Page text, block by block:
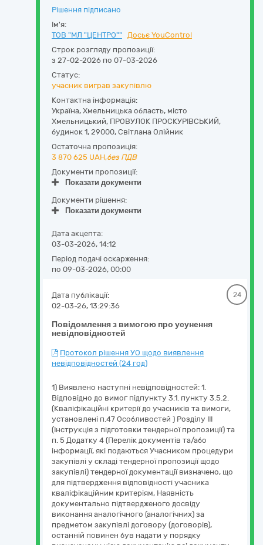
Рішення підписано
Ім'я:
ТОВ "МЛ "ЦЕНТРО""
Досьє YouControl
Строк розгляду пропозиції:
з 27-02-2026 по 07-03-2026
Статус:
учасник виграв закупівлю
Контактна інформація:
Україна, Хмельницька область, місто
Хмельницький, ПРОВУЛОК ПРОСКУРІВСЬКИЙ,
будинок 1, 29000, Світлана Олійник
Остаточна пропозиція:
3 870 625 UAH,без ПДВ
Документи пропозиції:
Показати документи
Документи рішення:
Показати документи
Дата акцепта:
03-03-2026, 14:12
Період подачі оскарження:
по 09-03-2026, 00:00
Повідомлення з вимогою про усунення
невідповідностей
Дата публікації:
02-03-26, 13:29:36
24
Протокол рішення УО щодо виявлення
невідповідностей (24 год)
1) Виявлено наступні невідповідностей: 1.
Відповідно до вимог підпункту 3.1. пункту 3.5.2.
(Кваліфікаційні критерії до учасників та вимоги,
установлені п.47 Особливостей ) Розділу ІІІ
(Інструкція з підготовки тендерної пропозиції) та
п. 5 Додатку 4 (Перелік документів та/або
інформації, які подаються Учасником процедури
закупівлі у складі тендерної пропозиції щодо
закупівлі) тендерної документації визначено, що
для підтвердження відповідності учасника
кваліфікаційним критеріям, Наявність
документально підтвердженого досвіду
виконання аналогічного (аналогічних) за
предметом закупівлі договору (договорів),
останній повинен був надати у порядку